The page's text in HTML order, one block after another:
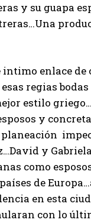
y su guapa
intimo enlace
regias
estilo
y
y
como
de
en esta
con lo